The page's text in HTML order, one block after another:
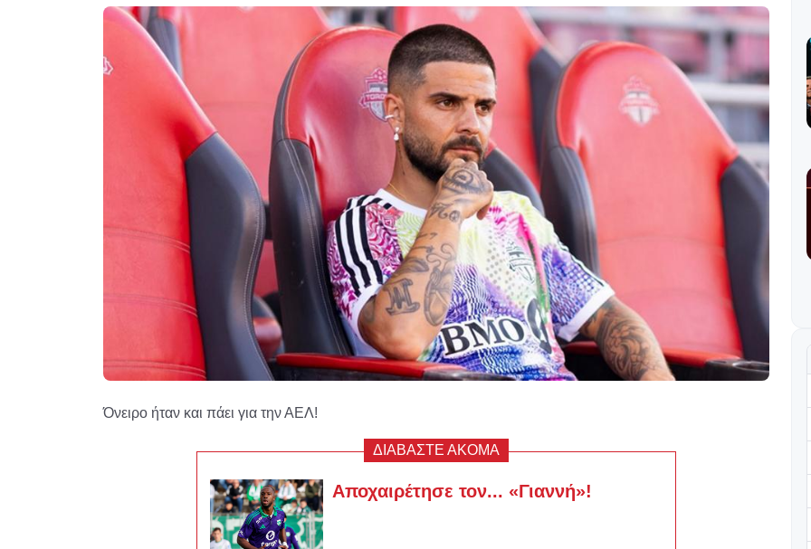
Όνειρο ήταν και πάει για την ΑΕΛ!
ΔΙΑΒΑΣΤΕ ΑΚΟΜΑ
Αποχαιρέτησε τον... «Γιαννή»!